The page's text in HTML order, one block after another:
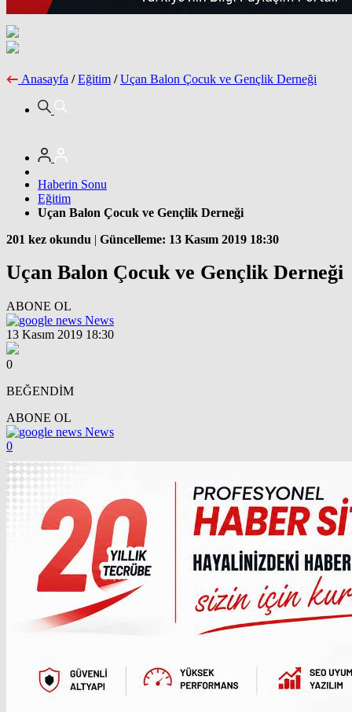
Anasayfa / Eğitim / Uçan Balon Çocuk ve Gençlik Derneği
Haberin Sonu
Eğitim
Uçan Balon Çocuk ve Gençlik Derneği
201 kez okundu | Güncelleme: 13 Kasım 2019 18:30
Uçan Balon Çocuk ve Gençlik Derneği
ABONE OL
News
13 Kasım 2019 18:30
0
BEĞENDİM
ABONE OL
News
0